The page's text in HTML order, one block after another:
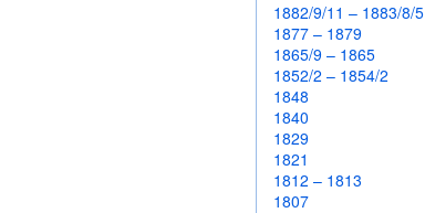
1882/9/11 – 1883/8/5
1877 – 1879
1865/9 – 1865
1852/2 – 1854/2
1848
1840
1829
1821
1812 – 1813
1807